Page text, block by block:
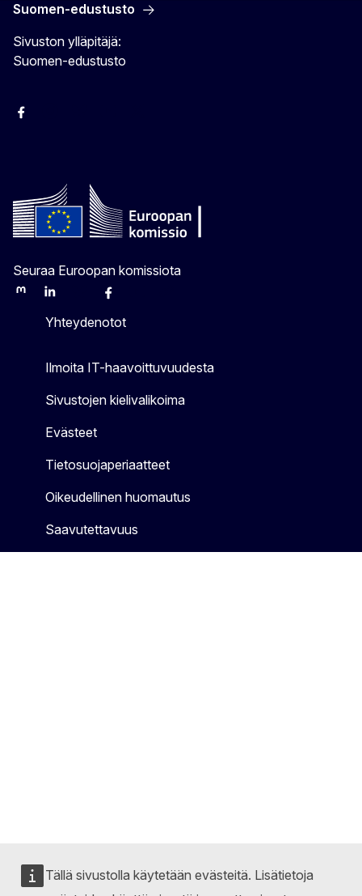
Tällä sivustolla käytetään evästeitä. Lisätietoja
Suomen-edustusto
Sivuston ylläpitäjä:
Suomen-edustusto
Facebook
Seuraa Euroopan komissiota
MastodonLinkedInBlueskyFacebook
Yhteydenotot
Ilmoita IT-haavoittuvuudesta
Sivustojen kielivalikoima
Evästeet
Tietosuojaperiaatteet
Oikeudellinen huomautus
Saavutettavuus